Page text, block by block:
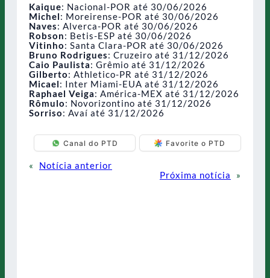
Kaique: Nacional-POR até 30/06/2026
Michel: Moreirense-POR até 30/06/2026
Naves: Alverca-POR até 30/06/2026
Robson: Betis-ESP até 30/06/2026
Vitinho: Santa Clara-POR até 30/06/2026
Bruno Rodrigues: Cruzeiro até 31/12/2026
Caio Paulista: Grêmio até 31/12/2026
Gilberto: Athletico-PR até 31/12/2026
Micael: Inter Miami-EUA até 31/12/2026
Raphael Veiga: América-MEX até 31/12/2026
Rômulo: Novorizontino até 31/12/2026
Sorriso: Avaí até 31/12/2026
Canal do PTD Favorite o PTD
«
Notícia anterior
Próxima notícia
»